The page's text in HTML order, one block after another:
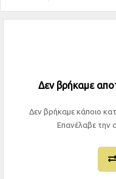
Δεν βρήκαμε
Δεν βρήκαμε κάποιο
Επανέλαβε την